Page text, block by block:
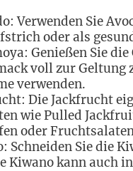
Verwenden Sie
oder als
Genießen Sie
voll zur Geltung
verwenden.
Die Jackfrucht
wie Pulled
oder
Schneiden Sie die
Kiwano kann auch